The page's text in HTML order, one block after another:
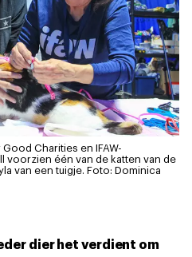
Charities en IFAW-
voorzien één van de katten van de
van een tuigje. Foto: Dominica
dier het verdient om